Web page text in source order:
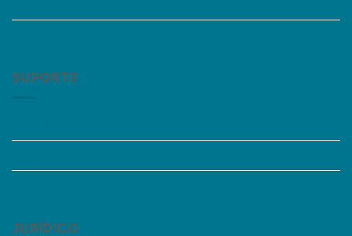
SUPORTE
JURÍDICO